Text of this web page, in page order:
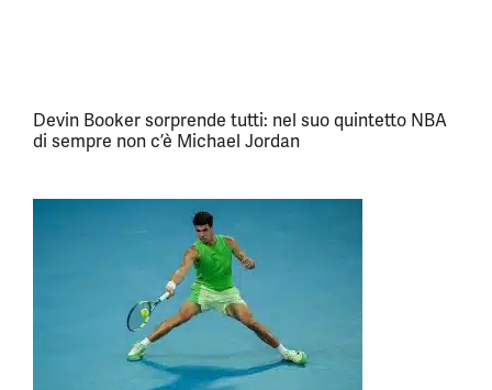
Devin Booker sorprende tutti: nel suo quintetto NBA
di sempre non c’è Michael Jordan